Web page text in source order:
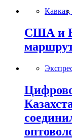
Кавказ,
США и